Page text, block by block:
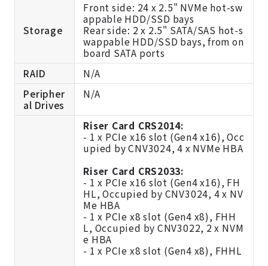
Storage
Front side: 24 x 2.5" NVMe hot-sw
appable HDD/SSD bays
Rear side: 2 x 2.5" SATA/SAS hot-s
wappable HDD/SSD bays, from on
board SATA ports
RAID
N/A
Peripher
al Drives
N/A
Riser Card CRS2014:
- 1 x PCIe x16 slot (Gen4 x16), Occ
upied by CNV3024, 4 x NVMe HBA
Riser Card CRS2033:
- 1 x PCIe x16 slot (Gen4 x16), FH
HL, Occupied by CNV3024, 4 x NV
Me HBA
- 1 x PCIe x8 slot (Gen4 x8), FHH
L, Occupied by CNV3022, 2 x NVM
e HBA
- 1 x PCIe x8 slot (Gen4 x8), FHHL